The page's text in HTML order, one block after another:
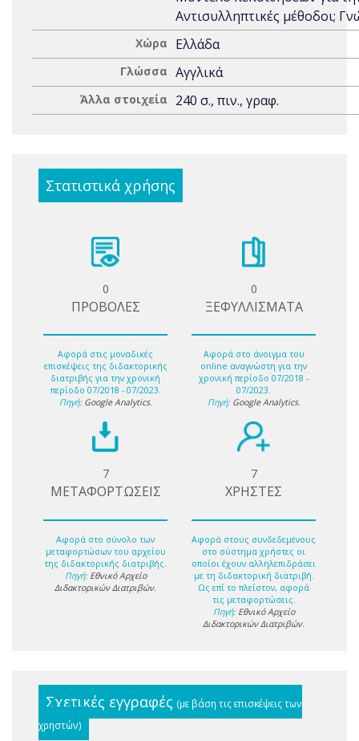
Αντισυλληπτικές μέθοδοι;
Χώρα Ελλάδα
Γλώσσα Αγγλικά
Άλλα στοιχεία 240 σ., πιν., γραφ.
Στατιστικά χρήσης
0
ΠΡΟΒΟΛΕΣ
Αφορά στις μοναδικές
επισκέψεις της διδακτορικής
διατριβής για την χρονική
περίοδο 07/2018 - 07/2023.
Πηγή: Google Analytics.
0
ΞΕΦΥΛΛΙΣΜΑΤΑ
Αφορά στο άνοιγμα του
online αναγνώστη για την
χρονική περίοδο 07/2018 -
07/2023.
Πηγή: Google Analytics.
7
ΜΕΤΑΦΟΡΤΩΣΕΙΣ
Αφορά στο σύνολο των
μεταφορτώσων του αρχείου
της διδακτορικής διατριβής.
Πηγή: Εθνικό Αρχείο
Διδακτορικών Διατριβών.
7
ΧΡΗΣΤΕΣ
Αφορά στους συνδεδεμένους
στο σύστημα χρήστες οι
οποίοι έχουν αλληλεπιδράσει
με τη διδακτορική διατριβή.
Ως επί το πλείστον, αφορά
τις μεταφορτώσεις.
Πηγή: Εθνικό Αρχείο
Διδακτορικών Διατριβών.
Σχετικές εγγραφές (με βάση τις επισκέψεις των
χρηστών)